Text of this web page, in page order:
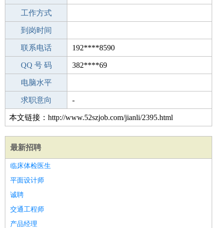
工作经验
工作方式
驾 照
到岗时间
期望月薪
联系电话 192****8590
手机号码 192****8590
QQ 号 码 382****69
微信号码
电脑水平
外语水平
求职意向 -
本文链接：http://www.52szjob.com/jianli/2395.html
最新招聘
临床体检医生
平面设计师
诚聘
交通工程师
产品经理